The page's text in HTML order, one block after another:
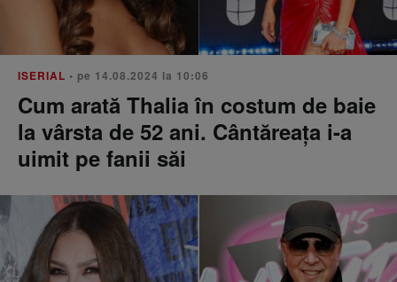
ISERIAL • pe 14.08.2024 la 10:06
Cum arată Thalia în costum de baie
la vârsta de 52 ani. Cântăreața i-a
uimit pe fanii săi